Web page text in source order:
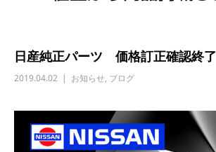
日産純正パーツ 価格訂正確認終了
2019.04.02 お知らせ, ブログ